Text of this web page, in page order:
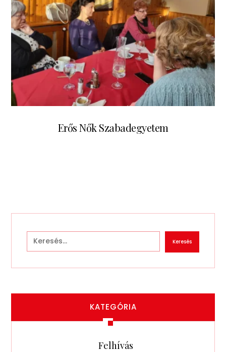
Erős Nők Szabadegyetem
Keresés
KATEGÓRIA
Felhívás